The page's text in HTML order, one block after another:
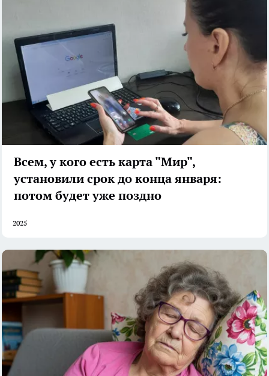
Всем, у кого есть карта "Мир",
установили срок до конца января:
потом будет уже поздно
2025